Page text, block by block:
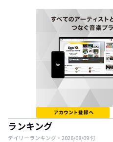
ランキング
デイリーランキング・ 2026/08/09付